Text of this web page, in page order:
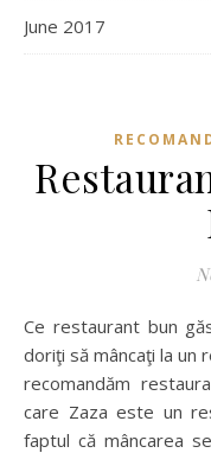
June 2017
Ce restaurant bun găsim în zona centrală a Brăilei? Dacă
doriţi să mâncaţi la un
recomandăm
care Zaza este un
faptul că mâncarea